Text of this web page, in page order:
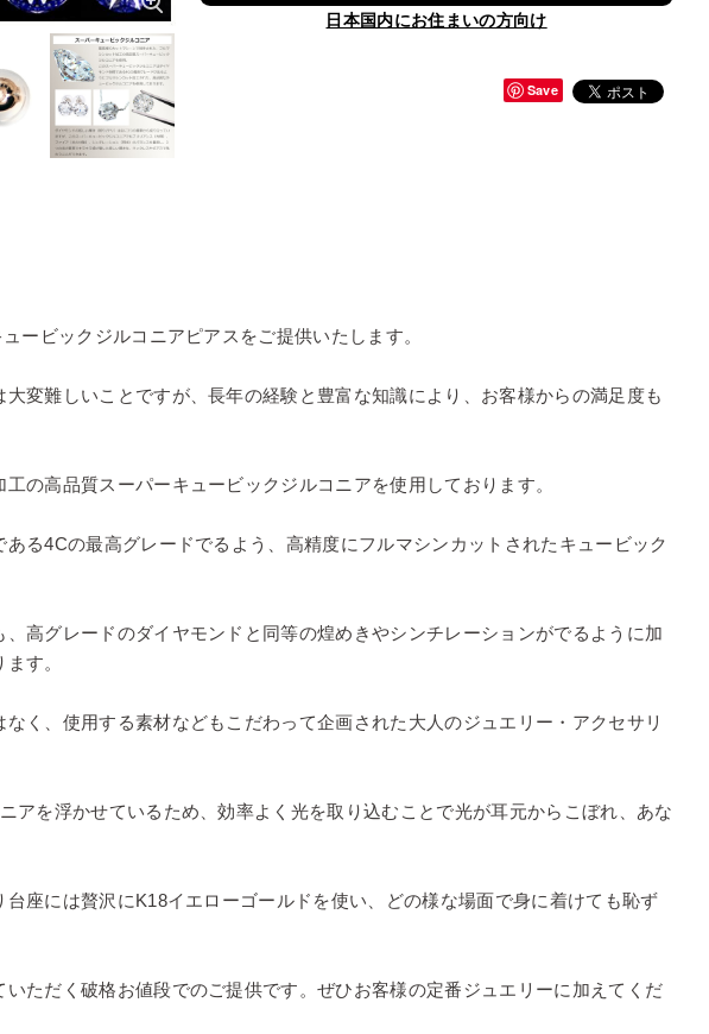
日本国内にお住まいの方向け
Save
ービックジルコニアピアスをご提供いたします。
変難しいことですが、長年の経験と豊富な知識により、お客様からの満足度も
の高品質スーパーキュービックジルコニアを使用しております。
る4Cの最高グレードでるよう、高精度にフルマシンカットされたキュービック
高グレードのダイヤモンドと同等の煌めきやシンチレーションがでるように加
す。
く、使用する素材などもこだわって企画された大人のジュエリー・アクセサリ
アを浮かせているため、効率よく光を取り込むことで光が耳元からこぼれ、あな
座には贅沢にK18イエローゴールドを使い、どの様な場面で身に着けても恥ず
ただく破格お値段でのご提供です。ぜひお客様の定番ジュエリーに加えてくだ